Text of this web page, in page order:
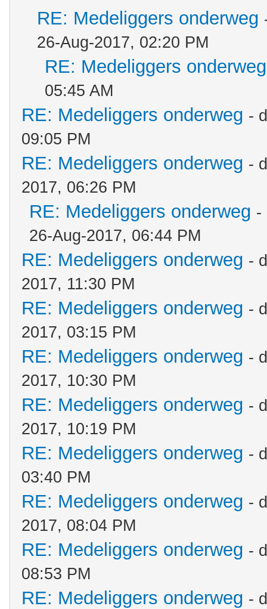
RE: Medeliggers onderweg
26-Aug-2017, 02:20 PM
RE: Medeliggers onderweg
05:45 AM
RE: Medeliggers onderweg -
09:05 PM
RE: Medeliggers onderweg -
2017, 06:26 PM
RE: Medeliggers onderweg -
26-Aug-2017, 06:44 PM
RE: Medeliggers onderweg -
2017, 11:30 PM
RE: Medeliggers onderweg -
2017, 03:15 PM
RE: Medeliggers onderweg -
2017, 10:30 PM
RE: Medeliggers onderweg -
2017, 10:19 PM
RE: Medeliggers onderweg -
03:40 PM
RE: Medeliggers onderweg -
2017, 08:04 PM
RE: Medeliggers onderweg -
08:53 PM
RE: Medeliggers onderweg -